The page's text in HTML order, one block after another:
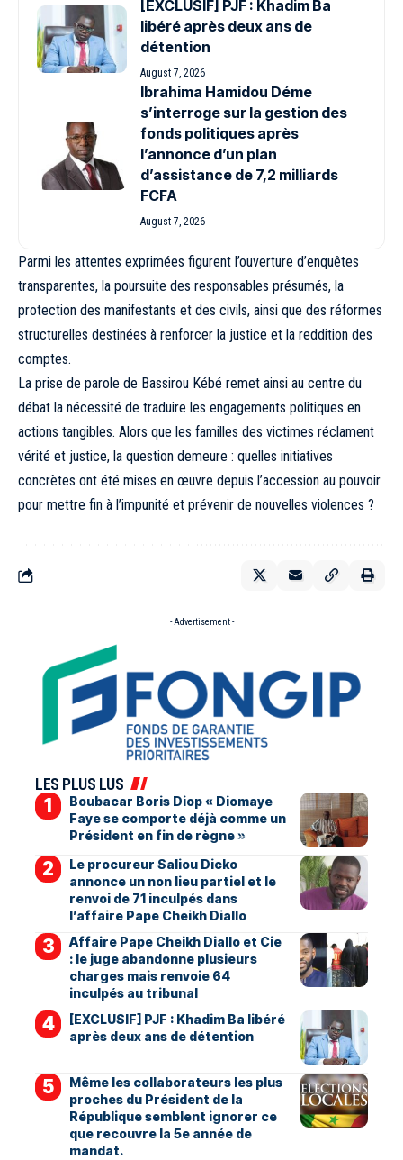
[EXCLUSIF] PJF : Khadim Ba
libéré après deux ans de
détention
August 7, 2026
Ibrahima Hamidou Déme
s’interroge sur la gestion des
fonds politiques après
l’annonce d’un plan
d’assistance de 7,2 milliards
FCFA
August 7, 2026
Parmi les attentes exprimées figurent l’ouverture d’enquêtes
transparentes, la poursuite des responsables présumés, la
protection des manifestants et des civils, ainsi que des réformes
structurelles destinées à renforcer la justice et la reddition des
comptes.
La prise de parole de Bassirou Kébé remet ainsi au centre du
débat la nécessité de traduire les engagements politiques en
actions tangibles. Alors que les familles des victimes réclament
vérité et justice, la question demeure : quelles initiatives
concrètes ont été mises en œuvre depuis l’accession au pouvoir
pour mettre fin à l’impunité et prévenir de nouvelles violences ?
- Advertisement -
LES PLUS LUS
Boubacar Boris Diop « Diomaye
Faye se comporte déjà comme un
Président en fin de règne »
Le procureur Saliou Dicko
annonce un non lieu partiel et le
renvoi de 71 inculpés dans
l’affaire Pape Cheikh Diallo
Affaire Pape Cheikh Diallo et Cie
: le juge abandonne plusieurs
charges mais renvoie 64
inculpés au tribunal
[EXCLUSIF] PJF : Khadim Ba libéré
après deux ans de détention
Même les collaborateurs les plus
proches du Président de la
République semblent ignorer ce
que recouvre la 5e année de
mandat.